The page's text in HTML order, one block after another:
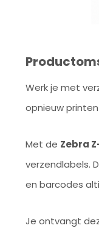
Werk je met
opnieuw
Met de Zebra
verzendlabels.
en barcodes
Je ontvangt